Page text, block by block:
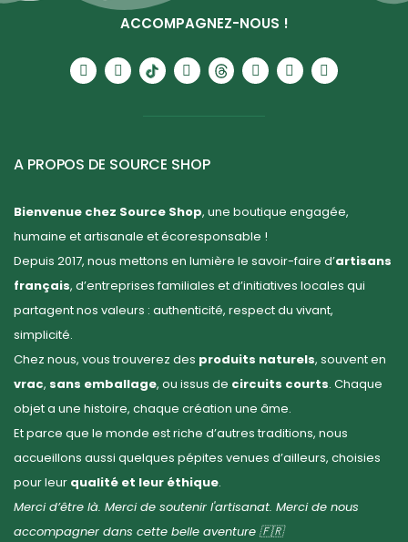
ACCOMPAGNEZ-NOUS !
A PROPOS DE SOURCE SHOP
Bienvenue chez Source Shop, une boutique engagée,
humaine et artisanale et écoresponsable !
Depuis 2017, nous mettons en lumière le savoir-faire d’artisans
français, d’entreprises familiales et d’initiatives locales qui
partagent nos valeurs : authenticité, respect du vivant,
simplicité.
Chez nous, vous trouverez des produits naturels, souvent en
vrac, sans emballage, ou issus de circuits courts. Chaque
objet a une histoire, chaque création une âme.
Et parce que le monde est riche d’autres traditions, nous
accueillons aussi quelques pépites venues d’ailleurs, choisies
pour leur qualité et leur éthique.
Merci d’être là. Merci de soutenir l'artisanat. Merci de nous
accompagner dans cette belle aventure 🇫🇷